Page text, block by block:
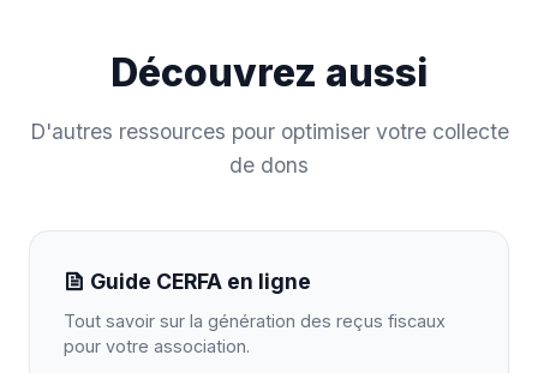
Découvrez aussi
D'autres ressources pour optimiser votre collecte
de dons
Guide CERFA en ligne
Tout savoir sur la génération des reçus fiscaux
pour votre association.